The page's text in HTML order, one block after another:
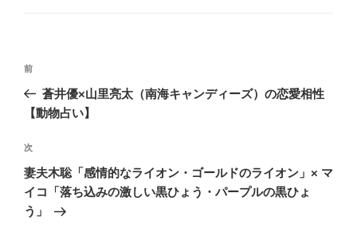
投
ナ
ゲ
ー
シ
ョ
前
の
投
前
蒼井優×山里亮太（南海キャンディーズ）の恋愛相性
【動物占い】
次
の
投
稿
次
妻夫木聡「感情的なライオン・ゴールドのライオン」× マ
イコ「落ち込みの激しい黒ひょう・パープルの黒ひょ
う」